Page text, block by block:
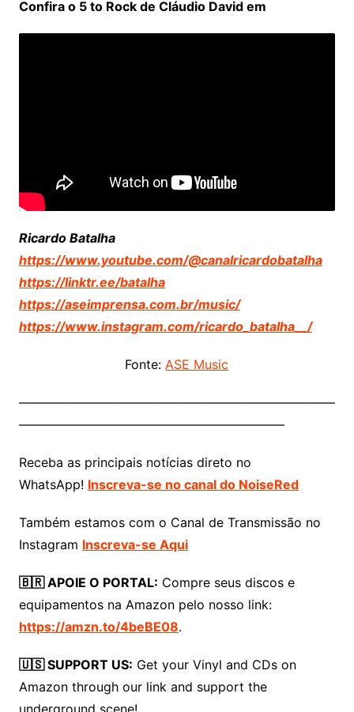
Confira o 5 to Rock de Cláudio David em
Ricardo Batalha
https://www.youtube.com/@canalricardobatalha
https://linktr.ee/batalha
https://aseimprensa.com.br/music/
https://www.instagram.com/ricardo_batalha__/
Fonte:ASE Music
—————————————————————————
—————————————————————
Receba as principais notícias direto no
WhatsApp! Inscreva-se no canal do NoiseRed
Também estamos com o Canal de Transmissão no
Instagram Inscreva-se Aqui
🇧🇷 APOIE O PORTAL: Compre seus discos e
equipamentos na Amazon pelo nosso link:
https://amzn.to/4beBE08.
🇺🇸 SUPPORT US: Get your Vinyl and CDs on
Amazon through our link and support the